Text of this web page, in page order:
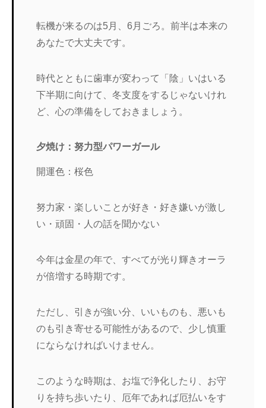
転機が来るのは5月、6月ごろ。前半は本来の
あなたで大丈夫です。
時代とともに歯車が変わって「陰」いはいる
下半期に向けて、冬支度をするじゃないけれ
ど、心の準備をしておきましょう。
夕焼け：努力型パワーガール
開運色：桜色
努力家・楽しいことが好き・好き嫌いが激し
い・頑固・人の話を聞かない
今年は金星の年で、すべてが光り輝きオーラ
が倍増する時期です。
ただし、引きが強い分、いいものも、悪いも
のも引き寄せる可能性があるので、少し慎重
にならなければいけません。
このような時期は、お塩で浄化したり、お守
りを持ち歩いたり、厄年であれば厄払いをす